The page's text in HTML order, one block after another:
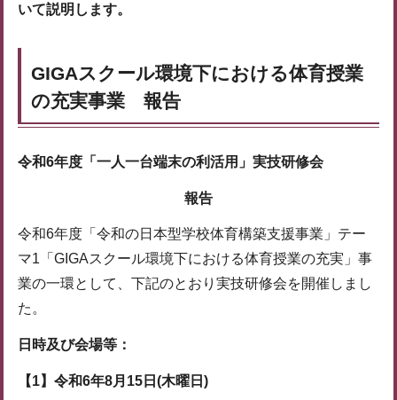
いて説明します。
GIGAスクール環境下における体育授業
の充実事業 報告
令和6年度 「一人一台端末の利活用」実技研修会
報告
令和6年度「令和の日本型学校体育構築支援事業」テー
マ1「GIGAスクール環境下における体育授業の充実」事
業の一環として、下記のとおり実技研修会を開催しまし
た。
日時及び会場等：
【1】令和6年8月15日(木曜日)